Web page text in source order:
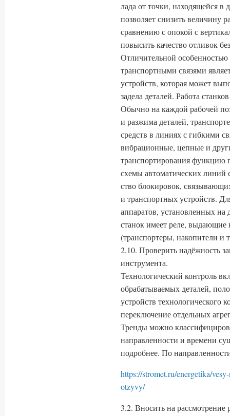
лада от точки, находящейся в
позволяет снизить величину
сравнению с опокой с
повысить качество отливок
Отличительной
транспортными связями
устройств, которая может
задела деталей. Работа
Обычно на каждой рабочей
и разжима деталей,
средств в линиях с гибкими
вибрационные, цепные и
транспортиро­вания функцию
схемы автоматических линий
ство блокировок,
и транспортных устройств.
аппаратов, установленных
станок имеет реле, выдающие
(транспортеры, накопители и
2.10. Проверить надёжность
инструмента.
Технологический контроль
обрабатываемых деталей,
устройств технологического
переключение отдельных
Тренды можно
направленности и времени
подробнее. По
https://stromet.ru/energetika/
otzyvy/
3.2. Вносить на рассмотрение